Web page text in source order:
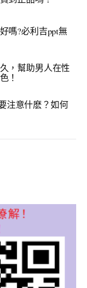
嗎?必利吉ppt無
，幫助男人在性
！
注意什麽？如何